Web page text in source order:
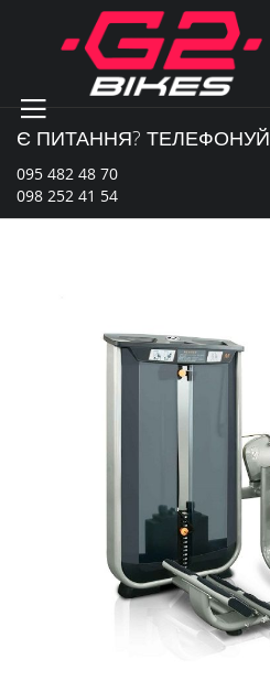
Content
Є ПИТАННЯ? ТЕЛЕФОНУЙ
095 482 48 70
098 252 41 54